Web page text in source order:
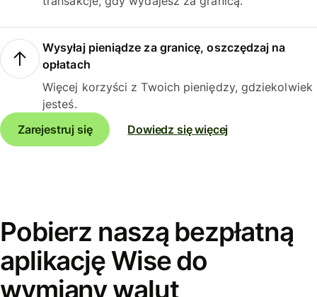
Wysyłaj pieniądze za granicę, oszczędzaj na
opłatach
Więcej korzyści z Twoich pieniędzy, gdziekolwiek
jesteś.
Zarejestruj się
Dowiedz się więcej
Pobierz naszą bezpłatną
aplikację Wise do
wymiany walut